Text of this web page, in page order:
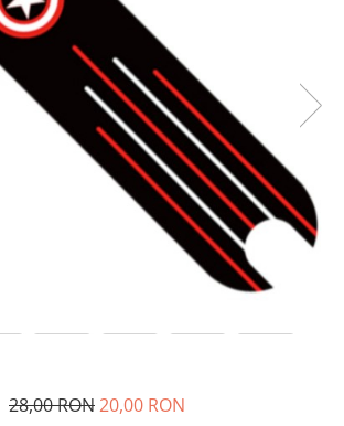
lumini
cadru
28,00 RON20,00 RON